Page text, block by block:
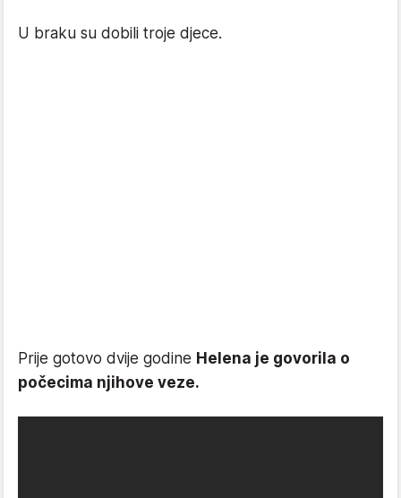
U braku su dobili troje djece.
Prije gotovo dvije godine Helena je govorila o
počecima njihove veze.